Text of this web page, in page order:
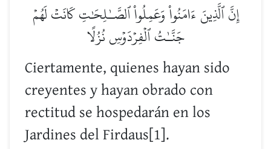
إِنَّ ٱلَّذِينَ ءَامَنُواْ وَعَمِلُواْ ٱلصَّـٰلِحَٰتِ كَانَتۡ لَهُمۡ
جَنَّـٰتُ ٱلۡفِرۡدَوۡسِ نُزُلًا
Ciertamente, quienes hayan sido
creyentes y hayan obrado con
rectitud se hospedarán en los
Jardines del Firdaus[1].